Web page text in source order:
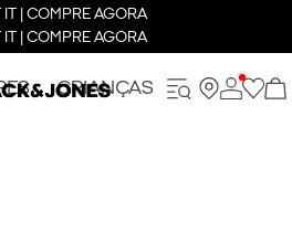
IT | COMPRE AGORA
IT | COMPRE AGORA
CRIANÇAS